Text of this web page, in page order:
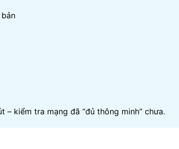
– kiểm tra mạng đã “đủ thông minh” chưa.